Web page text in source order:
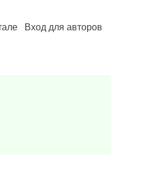
Вход для авторов